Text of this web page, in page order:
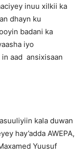
inuu xilkii ka
dhayn ku
badani ka
iyo
in aad ansixisaan
kala duwan
hay’adda AWEPA,
Yuusuf